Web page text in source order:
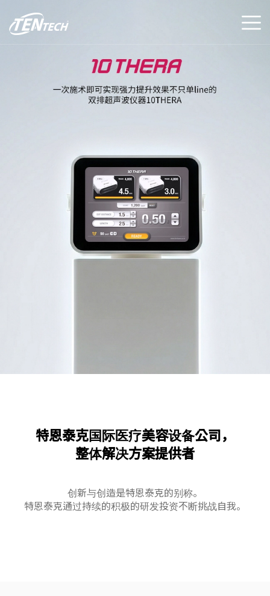
特恩泰克国际医疗美容设备公司，
整体解决方案提供者
创新与创造是特恩泰克的别称。
特恩泰克通过持续的积极的研发投资不断挑战自我。